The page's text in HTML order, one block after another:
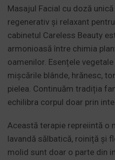
Masajul Facial cu doză
regenerativ și relaxant
cabinetul Careless Beauty
armonioasă între chimia
oamenilor. Esențele
mișcările blânde, hrănesc,
pielea. Continuăm tradiția
echilibra corpul doar prin
Această terapie repreiintă o
lavandă sălbatică, roiniță și
molid sunt doar o parte din